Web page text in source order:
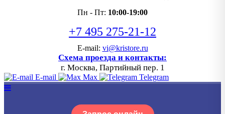
Пн - Пт: 10:00-19:00
+7 495 275-21-12
E-mail: vi@kristore.ru
Схема проезда и контакты:
г. Москва, Партийный пер. 1
E-mail Max Telegram